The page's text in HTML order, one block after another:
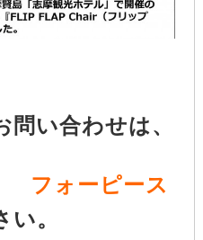
い合わせは、
ース
。